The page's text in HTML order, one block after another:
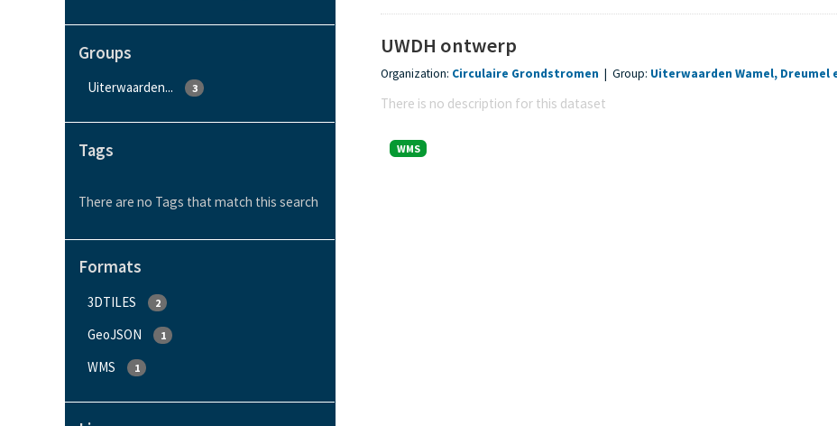
Groups
Uiterwaarden... 3
Tags
There are no Tags that match this search
Formats
3DTILES 2
GeoJSON 1
WMS 1
UWDH ontwerp
Organization: Circulaire Grondstromen | Group: Uiterwaarden Wamel, Dreumel
There is no description for this dataset
WMS